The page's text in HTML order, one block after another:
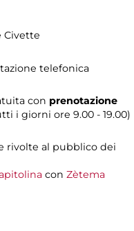
Civette
telefonica
con prenotazione
i giorni ore 9.00 - 19.00)
rivolte al pubblico dei
con Zètema